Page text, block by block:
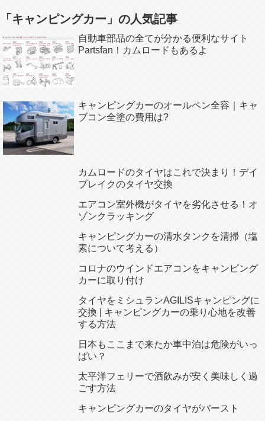
「キャンピングカー」の人気記事
自動車部品の全てが分かる便利なサイト
Partsfan！カムロードもあるよ
キャンピングカーのオールペン全容｜キャ
ブコン全塗の費用は?
カムロードのタイヤはこれで決まり！デイ
ブレイクのタイヤ交換
エアコン室外機がタイヤを劣化させる！オ
ゾンクラッキング
キャンピングカーの清水タンクを清掃（塩
素について考える）
コロナのウインドエアコンをキャンピング
カーに取り付け
タイヤをミシュランAGILISキャンピングに
交換 | キャンピングカーの乗り心地を改善
する方法
日本もここまで来たか車中泊は危険がいっ
ぱい？
太平洋フェリーで酒飲みが安く美味しく過
ごす方法
キャンピングカーのタイヤがバースト